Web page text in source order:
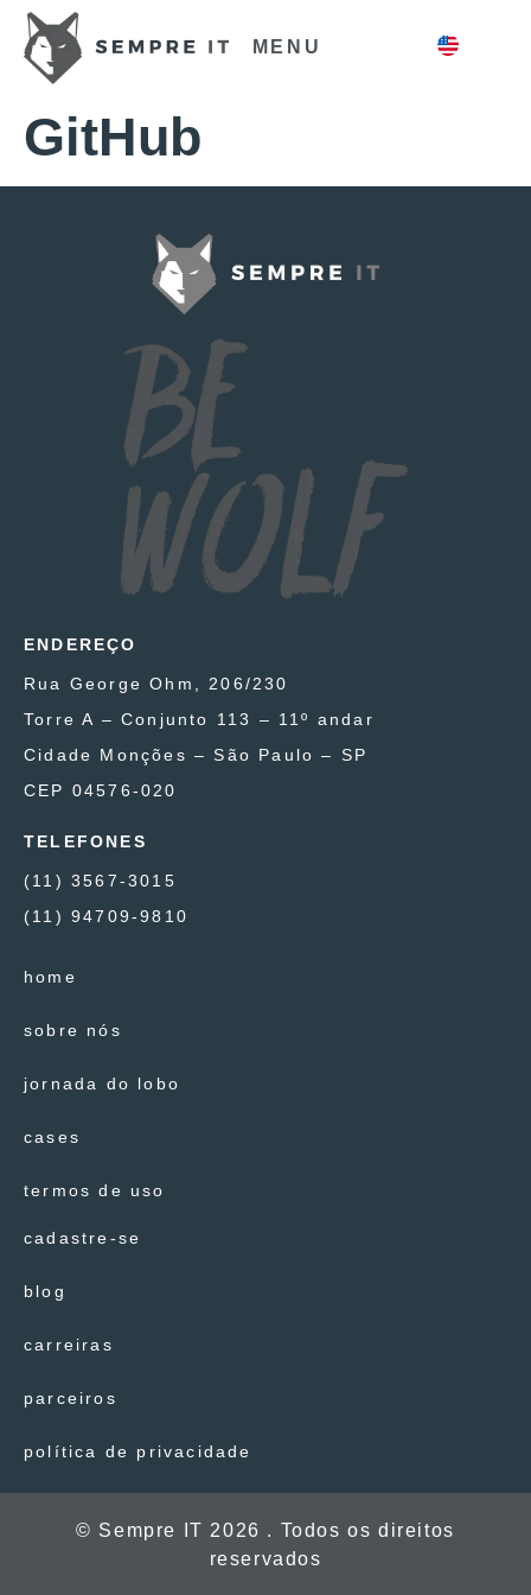
MENU
GitHub
ENDEREÇO
Rua George Ohm, 206/230
Torre A – Conjunto 113 – 11º andar
Cidade Monções – São Paulo – SP
CEP 04576-020
TELEFONES
(11) 3567-3015
(11) 94709-9810
home
sobre nós
jornada do lobo
cases
termos de uso
cadastre-se
blog
carreiras
parceiros
política de privacidade
© Sempre IT 2026 . Todos os direitos
reservados